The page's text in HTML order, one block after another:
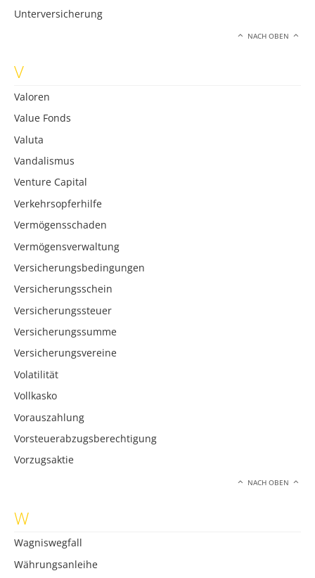
Unterversicherung
NACH OBEN
V
Valoren
Value Fonds
Valuta
Vandalismus
Venture Capital
Verkehrsopferhilfe
Vermögensschaden
Vermögensverwaltung
Versicherungsbedingungen
Versicherungsschein
Versicherungssteuer
Versicherungssumme
Versicherungsvereine
Volatilität
Vollkasko
Vorauszahlung
Vorsteuerabzugsberechtigung
Vorzugsaktie
NACH OBEN
W
Wagniswegfall
Währungsanleihe